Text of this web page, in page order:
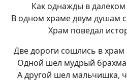
Как однажды в
В одном храме двум душам
Храм поведал
Две дороги сошлись в
Одной шел мудрый
А другой шел мальчишка,